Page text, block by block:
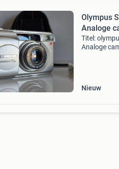
Olympus
Analoge
Titel:
Analoge
Nieuw